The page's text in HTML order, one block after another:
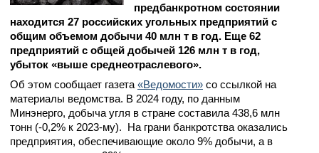
предбанкротном состоянии
находится 27 российских угольных предприятий с
общим объемом добычи 40 млн т в год. Еще 62
предприятий с общей добычей 126 млн т в год,
убыток «выше среднеотраслевого».
Об этом сообщает газета «Ведомости» со ссылкой на
материалы ведомства. В 2024 году, по данным
Минэнерго, добыча угля в стране составила 438,6 млн
тонн (-0,2% к 2023-му). На грани банкротства оказались
предприятия, обеспечивающие около 9% добычи, а в